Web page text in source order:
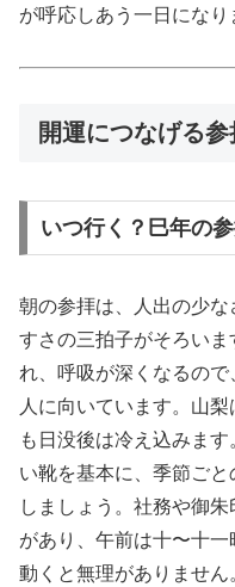
が呼応しあう一日になり
開運につなげる
いつ行く？巳年の
朝の参拝は、人出の少
すさの三拍子がそろい
れ、呼吸が深くなるの
人に向いています。山
も日没後は冷え込みま
い靴を基本に、季節ご
しましょう。社務や御
があり、午前は十〜十
動くと無理がありません